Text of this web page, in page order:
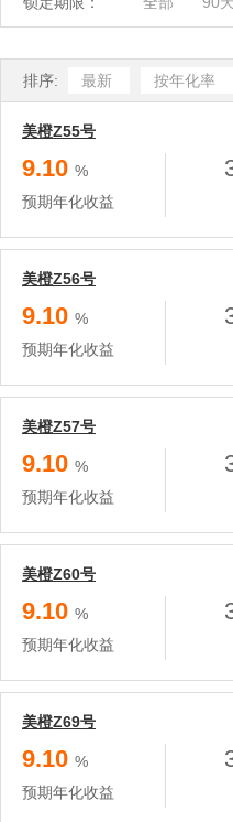
排序: 最新 按年化率
美橙Z55号
9.10 %
预期年化收益
美橙Z56号
9.10 %
预期年化收益
美橙Z57号
9.10 %
预期年化收益
美橙Z60号
9.10 %
预期年化收益
美橙Z69号
9.10 %
预期年化收益